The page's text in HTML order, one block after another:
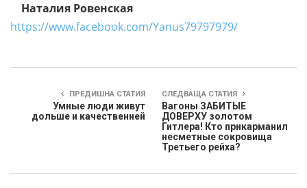
Наталия Ровенская
https://www.facebook.com/Yanus79797979/
ПРЕДИШНА СТАТИЯ
Умные люди живут
дольше и качественней
СЛЕДВАЩА СТАТИЯ
Вагоны ЗАБИТЫЕ
ДОВЕРХУ золотом
Гитлера! Кто прикарманил
несметные сокровища
Третьего рейха?